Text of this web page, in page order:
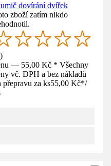
dovírání dvířek
zboží zatím nikdo
)
— 55,00 Kč * Všechny
vč. DPH a bez nákladů
přepravu za ks55,00 Kč*/